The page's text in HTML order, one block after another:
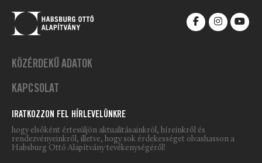
KÖZÉRDEKŰ ADATOK
KAPCSOLAT
IRATKOZZON FEL HÍRLEVELÜNKRE
hogy elsőként értesüljön aktualitásainkról, híreinkről és
rendezvényeinkről, illetve, hogy sok érdekességet olvashasson a
Habsburg Ottó Alapítvány tevékenységéről!